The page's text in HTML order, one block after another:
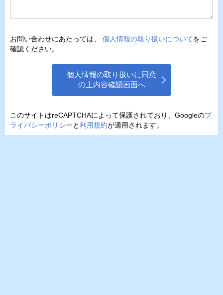
お問い合わせにあたっては、 個人情報の取り扱いについてをご
確認ください。
個人情報の取り扱いに同意
の上内容確認画面へ
このサイトはreCAPTCHAによって保護されており、Googleのプ
ライバシーポリシーと利用規約が適用されます。